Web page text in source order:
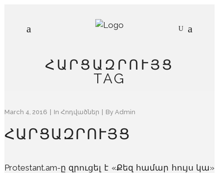
ՀԱՐՑԱԶՐՈՒՅՑ
TAG
March 4, 2016 In Հոդվածներ By Admin
ՀԱՐՑԱԶՐՈՒՅՑ
Protestant.am-ը զրուցել է «Քեզ համար հույս կա»